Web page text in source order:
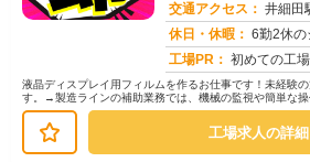
交通アクセス： 井細田
休日・休暇： 6勤2休の
工場PR： 初めての工場勤務、初めての住み込み…不安は
液晶ディスプレイ用フィルムを作るお仕事です！未経験
す。→製造ラインの補助業務では、機械の監視や簡単な
は、製品に傷や汚れがないか確認します...
工場求人の詳